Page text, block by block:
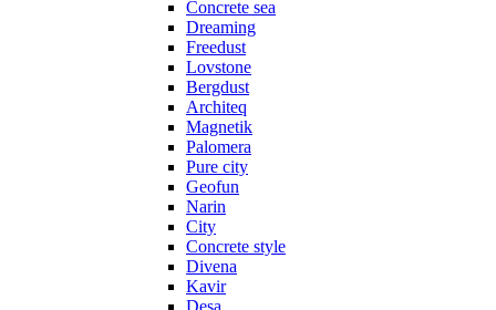
Concrete sea
Dreaming
Freedust
Lovstone
Bergdust
Architeq
Magnetik
Palomera
Pure city
Geofun
Narin
City
Concrete style
Divena
Kavir
Desa